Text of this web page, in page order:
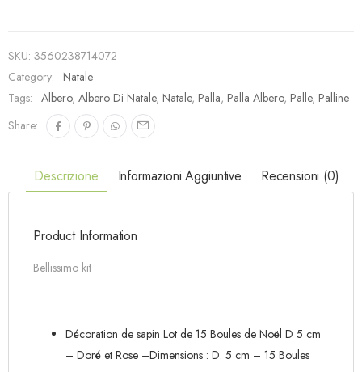
SKU: 3560238714072
Category: Natale
Tags: Albero, Albero Di Natale, Natale, Palla, Palla Albero, Palle, Palline
Share:
Descrizione Informazioni Aggiuntive Recensioni (0)
Product Information
Bellissimo kit
Décoration de sapin Lot de 15 Boules de Noël D 5 cm
– Doré et Rose –Dimensions : D. 5 cm – 15 Boules